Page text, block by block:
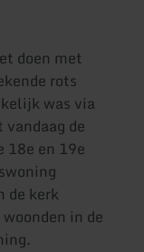
doen met
rots
was via
de
18e en 19e
de kerk
in de